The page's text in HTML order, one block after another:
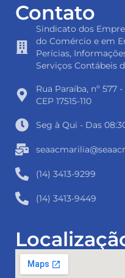
Contato
Sindicato dos
do Comércio e em
Perícias,
Serviços Contábeis
Rua Paraíba, nº 577
CEP 17515-110
Seg à Qui - Das
(14) 3413-9299
(14) 3413-9449